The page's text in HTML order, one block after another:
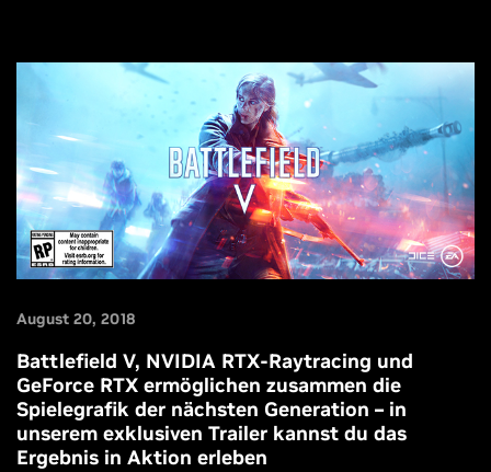
August 20, 2018
Battlefield V, NVIDIA RTX-Raytracing und
GeForce RTX ermöglichen zusammen die
Spielegrafik der nächsten Generation – in
unserem exklusiven Trailer kannst du das
Ergebnis in Aktion erleben